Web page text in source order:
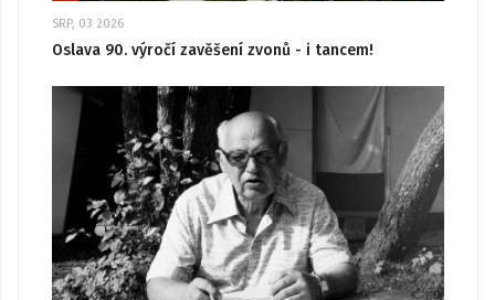
SRP, 03 2026
Oslava 90. výročí zavěšení zvonů - i tancem!